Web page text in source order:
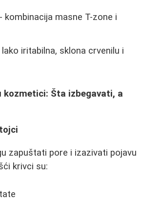
- kombinacija masne T-zone i
lako iritabilna, sklona crvenilu i
kozmetici: Šta izbegavati, a
zapuštati pore i izazivati pojavu
krivci su: